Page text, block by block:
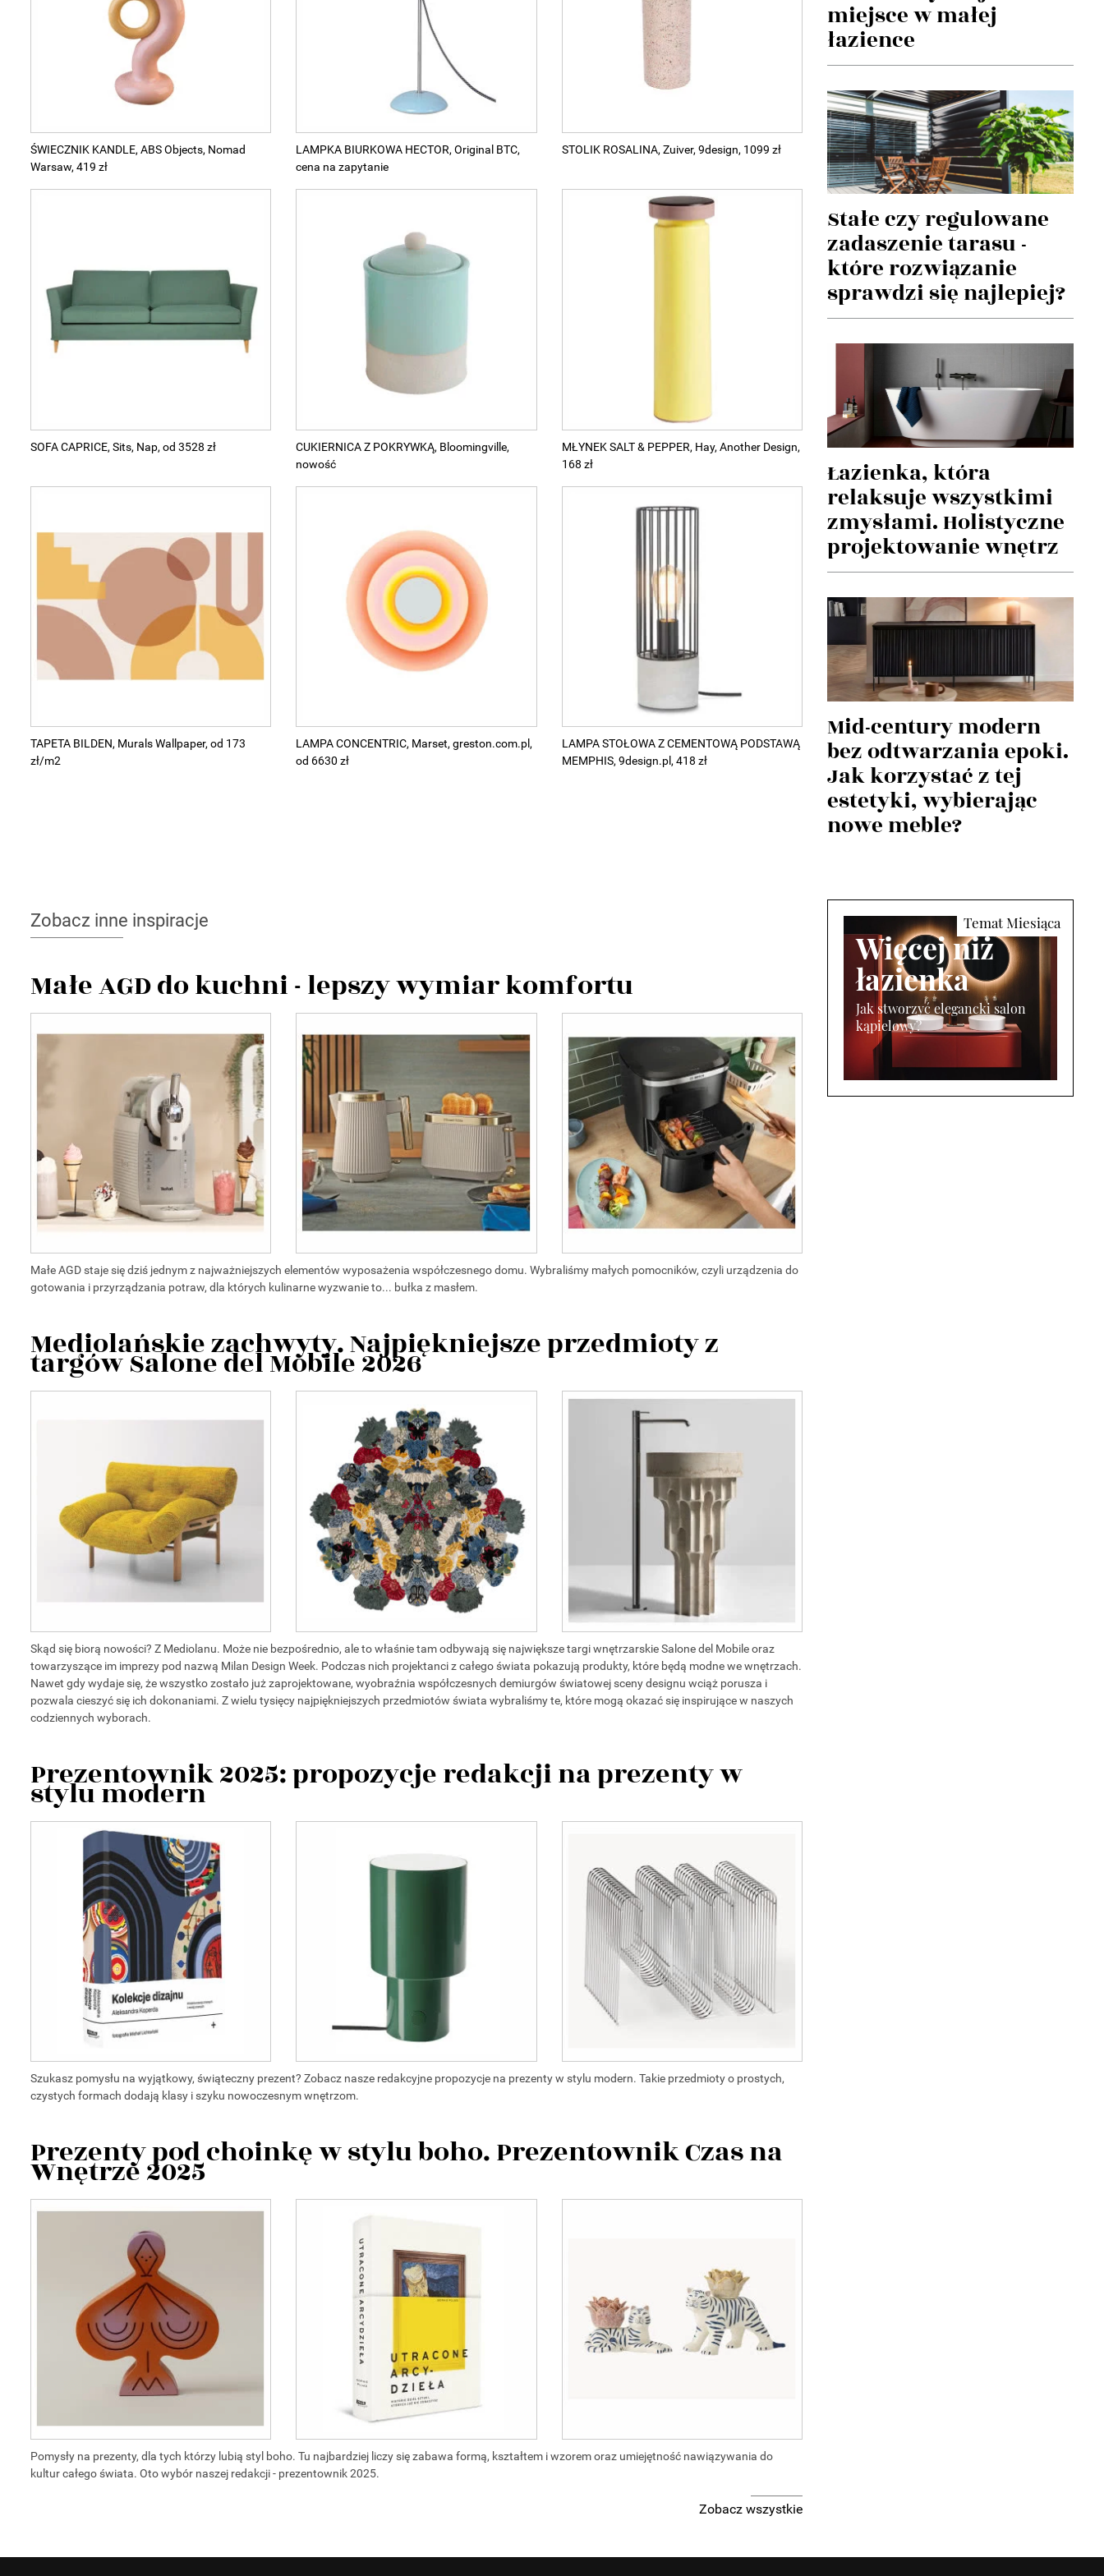
ŚWIECZNIK KANDLE, ABS Objects, Nomad
Warsaw, 419 zł
LAMPKA BIURKOWA HECTOR, Original BTC,
cena na zapytanie
STOLIK ROSALINA, Zuiver, 9design, 1099 zł
SOFA CAPRICE, Sits, Nap, od 3528 zł
CUKIERNICA Z POKRYWKĄ, Bloomingville,
nowość
MŁYNEK SALT & PEPPER, Hay, Another Design,
168 zł
TAPETA BILDEN, Murals Wallpaper, od 173
zł/m2
LAMPA CONCENTRIC, Marset, greston.com.pl,
od 6630 zł
LAMPA STOŁOWA Z CEMENTOWĄ PODSTAWĄ
MEMPHIS, 9design.pl, 418 zł
Zobacz inne inspiracje
Małe AGD do kuchni - lepszy wymiar komfortu
Małe AGD staje się dziś jednym z najważniejszych elementów wyposażenia współczesnego domu. Wybraliśmy małych pomocników, czyli urządzenia do
gotowania i przyrządzania potraw, dla których kulinarne wyzwanie to... bułka z masłem.
Mediolańskie zachwyty. Najpiękniejsze przedmioty z
targów Salone del Mobile 2026
Skąd się biorą nowości? Z Mediolanu. Może nie bezpośrednio, ale to właśnie tam odbywają się największe targi wnętrzarskie Salone del Mobile oraz
towarzyszące im imprezy pod nazwą Milan Design Week. Podczas nich projektanci z całego świata pokazują produkty, które będą modne we wnętrzach.
Nawet gdy wydaje się, że wszystko zostało już zaprojektowane, wyobraźnia współczesnych demiurgów światowej sceny designu wciąż porusza i
pozwala cieszyć się ich dokonaniami. Z wielu tysięcy najpiękniejszych przedmiotów świata wybraliśmy te, które mogą okazać się inspirujące w naszych
codziennych wyborach.
Prezentownik 2025: propozycje redakcji na prezenty w
stylu modern
Szukasz pomysłu na wyjątkowy, świąteczny prezent? Zobacz nasze redakcyjne propozycje na prezenty w stylu modern. Takie przedmioty o prostych,
czystych formach dodają klasy i szyku nowoczesnym wnętrzom.
Prezenty pod choinkę w stylu boho. Prezentownik Czas na
Wnętrze 2025
Pomysły na prezenty, dla tych którzy lubią styl boho. Tu najbardziej liczy się zabawa formą, kształtem i wzorem oraz umiejętność nawiązywania do
kultur całego świata. Oto wybór naszej redakcji - prezentownik 2025.
Zobacz wszystkie
miejsce w małej
łazience
Stałe czy regulowane
zadaszenie tarasu -
które rozwiązanie
sprawdzi się najlepiej?
Łazienka, która
relaksuje wszystkimi
zmysłami. Holistyczne
projektowanie wnętrz
Mid-century modern
bez odtwarzania epoki.
Jak korzystać z tej
estetyki, wybierając
nowe meble?
Więcej niż
łazienka
Jak stworzyć elegancki salon
kąpielowy?